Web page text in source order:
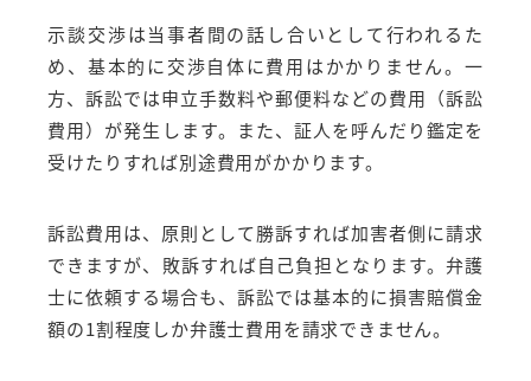
示談交渉は当事者間の話し合いとして行われるた
め、基本的に交渉自体に費用はかかりません。一
方、訴訟では申立手数料や郵便料などの費用（訴訟
費用）が発生します。また、証人を呼んだり鑑定を
受けたりすれば別途費用がかかります。
訴訟費用は、原則として勝訴すれば加害者側に請求
できますが、敗訴すれば自己負担となります。弁護
士に依頼する場合も、訴訟では基本的に損害賠償金
額の1割程度しか弁護士費用を請求できません。